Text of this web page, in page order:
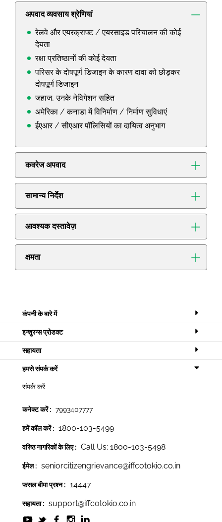
अपवाद व्यवसाय श्रेणियां
रेलवे और एयरक्राफ्ट / एयरसाइड परिचालन की कोई
देयता
रक्षा प्रतिष्ठानों की कोई देयता
परिसर के दोषपूर्ण डिजाइन के कारण दावा को छोड़कर
दोषपूर्ण डिजाइन
जहाज, उनके नेविगेशन सहित
अमेरिका / कनाडा में विनिर्माण / निर्माण सुविधाएं
ईएआर / सीएआर पॉलिसियों का दायित्व अनुभाग
कवरेज अपवाद
सामान्य निर्देश
आवश्यक दस्तावेज़
क्षमता
कंपनी के बारे में
इन्शुरन्स प्रोडक्ट
सहायता
हमसे संपर्क करें
संपर्क करें
कनेक्ट करें : 7993407777
हमें कॉल करें : 1800-103-5499
वरिष्ठ नागरिकों के लिए : Call Us: 1800-103-5498
ईमेल : seniorcitizengrievance@iffcotokio.co.in
फसल बीमा प्रश्न : 14447
सहायता : support@iffcotokio.co.in